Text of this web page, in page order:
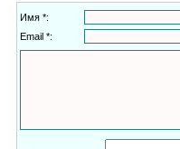
Имя *:
Email *: